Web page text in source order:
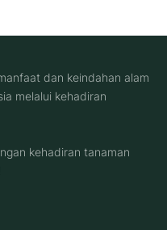
dan keindahan alam
melalui kehadiran
kehadiran tanaman